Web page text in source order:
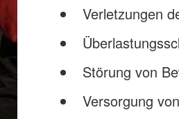
Verletzungen
Störung von
Versorgung